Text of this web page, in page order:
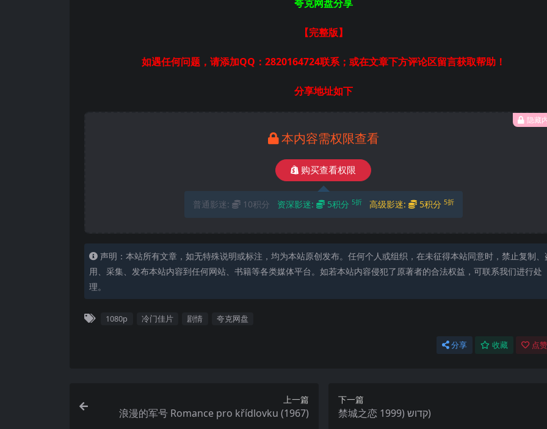
夸克网盘分享
【完整版】
如遇任何问题，请添加QQ：2820164724联系；或在文章下方评论区留言获取帮助！
分享地址如下
隐藏
本内容需权限查看
购买查看权限
普通影迷: 10积分 资深影迷: 5积分 5折 高级影迷: 5积分 5折
声明：本站所有文章，如无特殊说明或标注，均为本站原创发布。任何个人或组织，在未征得本站同意时，禁止复制、
用、采集、发布本站内容到任何网站、书籍等各类媒体平台。如若本站内容侵犯了原著者的合法权益，可联系我们进行处
理。
1080p 冷门佳片 剧情 夸克网盘
分享 收藏 点
上一篇
浪漫的军号 Romance pro křídlovku (1967)
下一篇
禁城之恋 קדוש (1999)